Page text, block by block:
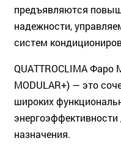
предъявляются
надежности,
систем
QUATTROCLIMA Фаро
MODULAR+) — это
широ­ких
назначения.